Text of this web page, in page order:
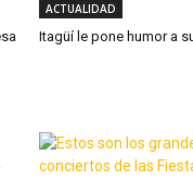
ACTUALIDAD
Itagüí le pone humor a